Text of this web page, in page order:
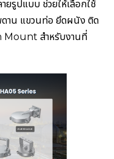
รูปแบบ ช่วยให้เลือกใช้
ดาน แขวนท่อ ยึดผนัง ติด
Mount สำหรับงานที่